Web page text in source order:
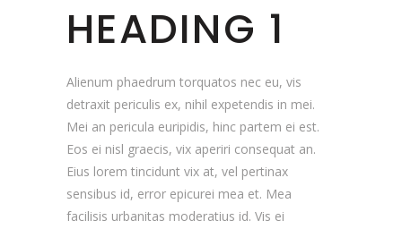
HEADING 1
Alienum phaedrum torquatos nec eu, vis
detraxit periculis ex, nihil expetendis in mei.
Mei an pericula euripidis, hinc partem ei est.
Eos ei nisl graecis, vix aperiri consequat an.
Eius lorem tincidunt vix at, vel pertinax
sensibus id, error epicurei mea et. Mea
facilisis urbanitas moderatius id. Vis ei